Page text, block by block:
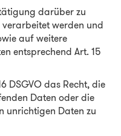
darüber zu
werden und
auf weitere
entsprechend Art. 15
DSGVO das Recht, die
Daten oder die
unrichtigen Daten zu